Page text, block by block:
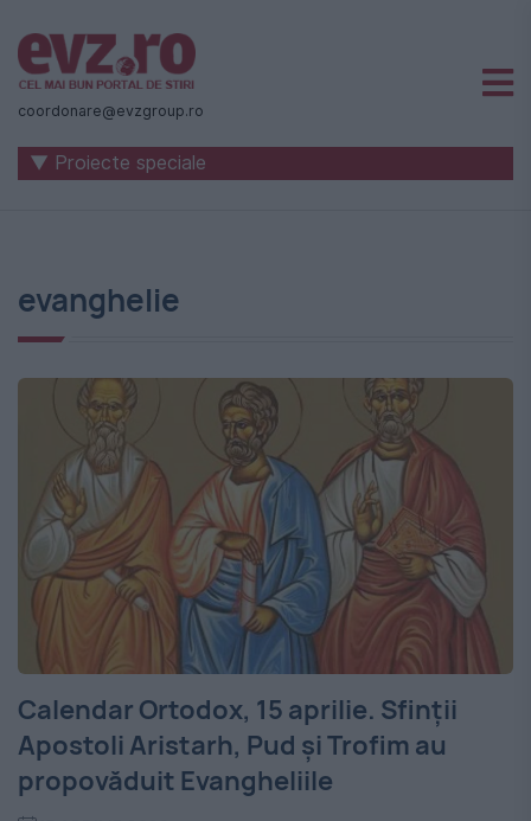
Știri
naționale
internaționale
-
Evenimentul
Zilei
coordonare@evzgroup.ro
▼ Proiecte speciale
evanghelie
Calendar Ortodox, 15 aprilie. Sfinții
Apostoli Aristarh, Pud și Trofim au
propovăduit Evangheliile